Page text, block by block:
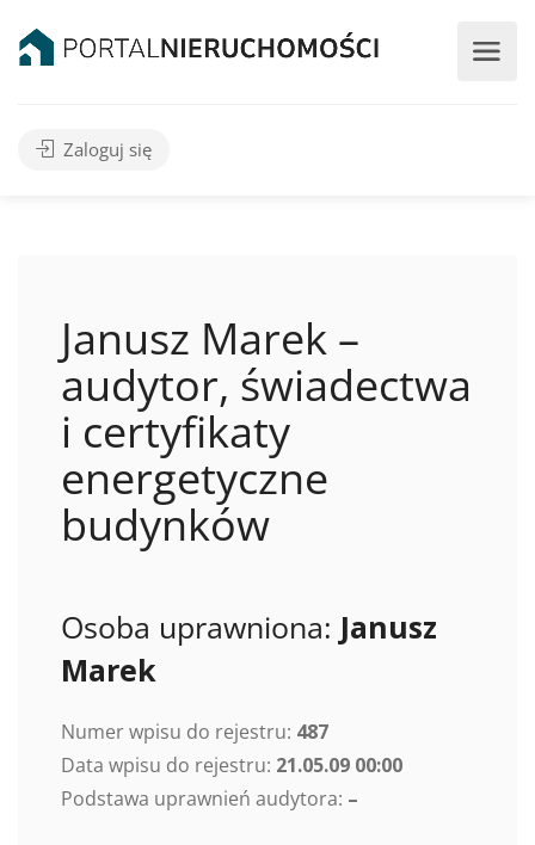
Zaloguj się
Janusz Marek –
audytor, świadectwa
i certyfikaty
energetyczne
budynków
Osoba uprawniona: Janusz
Marek
Numer wpisu do rejestru: 487
Data wpisu do rejestru: 21.05.09 00:00
Podstawa uprawnień audytora: –